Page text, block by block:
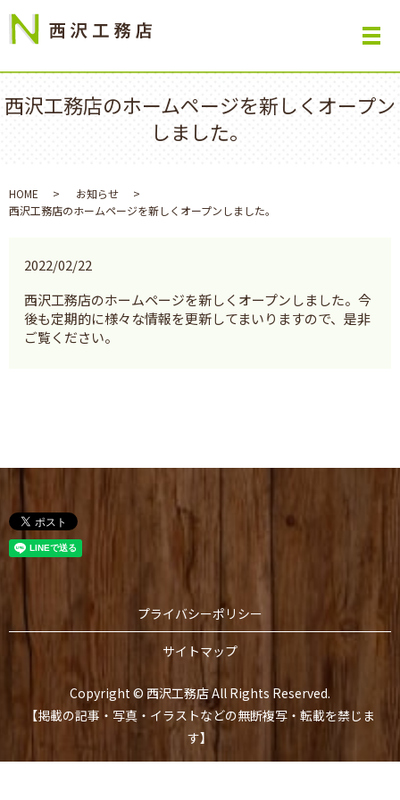
西沢工務店のホームページを新しくオープン
しました。
HOME
お知らせ
西沢工務店のホームページを新しくオープンしました。
2022/02/22
西沢工務店のホームページを新しくオープンしました。今
後も定期的に様々な情報を更新してまいりますので、是非
ご覧ください。
プライバシーポリシー
サイトマップ
Copyright © 西沢工務店 All Rights Reserved.
【掲載の記事・写真・イラストなどの無断複写・転載を禁じま
す】